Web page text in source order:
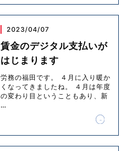
2023/04/07
賃金のデジタル支払いが
はじまります
労務の福田です。 ４月に入り暖か
くなってきましたね。 ４月は年度
の変わり目ということもあり、新
…